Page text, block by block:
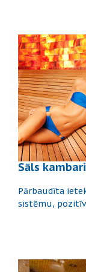
Sāls
Pārbaudīta
sistēmu,